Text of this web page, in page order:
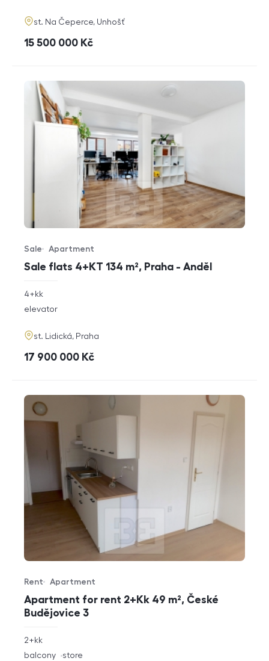
adresa
st. Na Čeperce, Unhošť
cena
15 500 000 Kč
Sale flats 4+KT 134 m², Praha - Anděl
Offer type
Sale
Property type
Apartment
rozměry
4+kk
funkce
elevator
adresa
st. Lidická, Praha
cena
17 900 000 Kč
Apartment for rent 2+Kk 49 m², České
Budějovice 3
Offer type
Rent
Property type
Apartment
rozměry
2+kk
funkce
balcony store